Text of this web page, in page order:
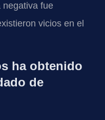
negativa fue
vicios en el
ha obtenido
de